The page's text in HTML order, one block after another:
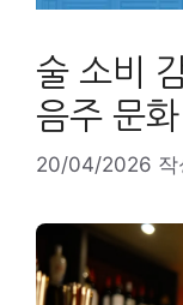
술 소비
음주 문
20/04/2026 작